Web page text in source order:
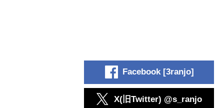
Facebook [3ranjo]
X(旧Twitter) @s_ranjo